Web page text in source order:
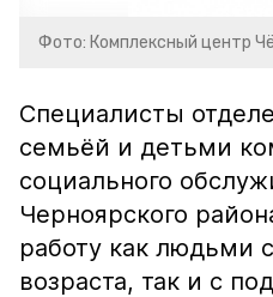
Фото: Комплексный центр
Специалисты
семьёй и детьми
социального
Черноярского
работу как людьми
возраста, так и с